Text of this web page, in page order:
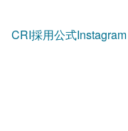
CRI採用公式Instagram